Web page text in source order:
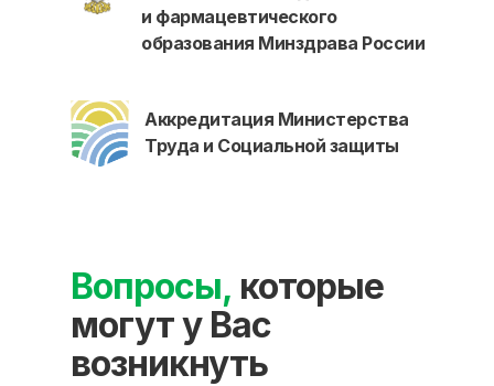
Аккредитация Министерства
Труда и Социальной защиты
и фармацевтического
образования Минздрава России
Вопросы, которые
могут у Вас
возникнуть